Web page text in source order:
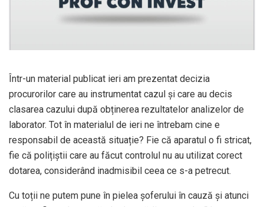
Într-un material publicat ieri am prezentat decizia
procurorilor care au instrumentat cazul și care au decis
clasarea cazului după obținerea rezultatelor analizelor de
laborator. Tot în materialul de ieri ne întrebam cine e
responsabil de această situație? Fie că aparatul o fi stricat,
fie că polițiștii care au făcut controlul nu au utilizat corect
dotarea, considerând inadmisibil ceea ce s-a petrecut.
Cu toții ne putem pune în pielea șoferului în cauză și atunci